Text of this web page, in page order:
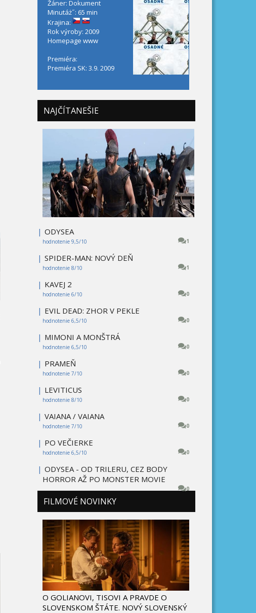
Žáner: Dokument
Minutáż˝: 65 min
Krajina:
Rok výroby: 2009
Homepage www
Premiéra:
Premiéra SK: 3.9. 2009
NAJČÍTANEŠIE
| ODYSEA
1
hodnotenie 9,5/10
| SPIDER-MAN: NOVÝ DEŇ
1
hodnotenie 8/10
| KAVEJ 2
0
hodnotenie 6/10
| EVIL DEAD: ZHOR V PEKLE
0
hodnotenie 6,5/10
| MIMONI A MONŠTRÁ
0
hodnotenie 6,5/10
| PRAMEŇ
0
hodnotenie 7/10
| LEVITICUS
0
hodnotenie 8/10
| VAIANA / VAIANA
0
hodnotenie 7/10
| PO VEČIERKE
0
hodnotenie 6,5/10
| ODYSEA - OD TRILERU, CEZ BODY
HORROR AŽ PO MONSTER MOVIE
0
FILMOVÉ NOVINKY
O GOLIANOVI, TISOVI A PRAVDE O
SLOVENSKOM ŠTÁTE. NOVÝ SLOVENSKÝ